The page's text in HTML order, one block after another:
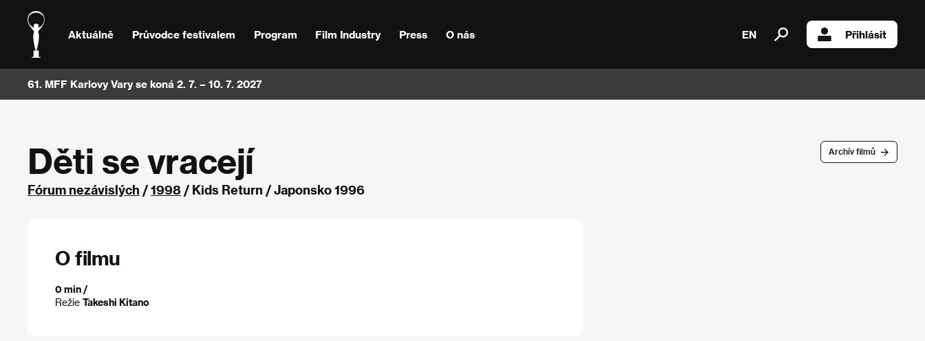
Aktuálně Průvodce festivalem Program Film Industry Press O nás EN Přihlásit
61. MFF Karlovy Vary se koná 2. 7. – 10. 7. 2027
Archív filmů
Děti se vracejí
Fórum nezávislých /1998 / Kids Return / Japonsko 1996
O filmu
0 min /
Režie Takeshi Kitano